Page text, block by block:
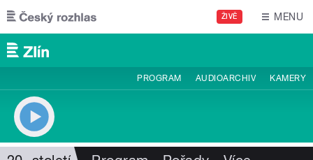
Přejít k hlavnímu obsahu
ŽIVĚ MENU
PROGRAM AUDIOARCHIV KAMERY